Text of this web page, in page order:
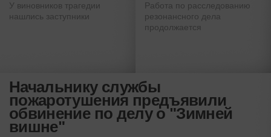
У виновников трагедии
нашлись заступники
Работа по расследованию
резонансного дела
продолжается
Начальнику службы
пожаротушения предъявили
обвинение по делу о "Зимней
вишне"